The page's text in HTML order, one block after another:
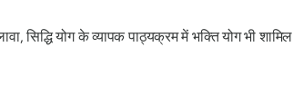
सिद्धि योग के व्यापक पाठ्यक्रम में भक्ति योग भी शामिल